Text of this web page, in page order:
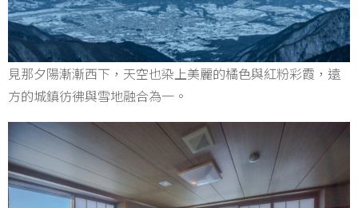
見那夕陽漸漸西下，天空也染上美麗的橘色與紅粉彩霞，遠
方的城鎮彷彿與雪地融合為一。